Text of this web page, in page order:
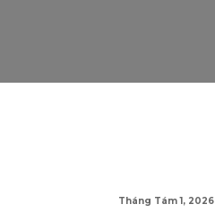
Tháng Tám 1, 2026